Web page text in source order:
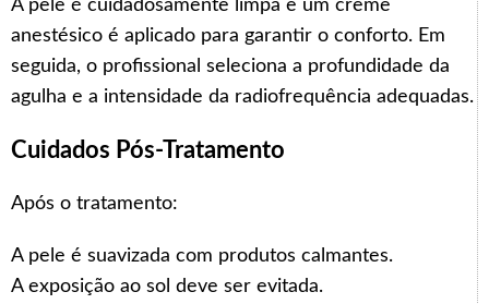
A pele é cuidadosamente limpa e um creme
anestésico é aplicado para garantir o conforto. Em
seguida, o profissional seleciona a profundidade da
agulha e a intensidade da radiofrequência adequadas.
Cuidados Pós-Tratamento
Após o tratamento:
A pele é suavizada com produtos calmantes.
A exposição ao sol deve ser evitada.